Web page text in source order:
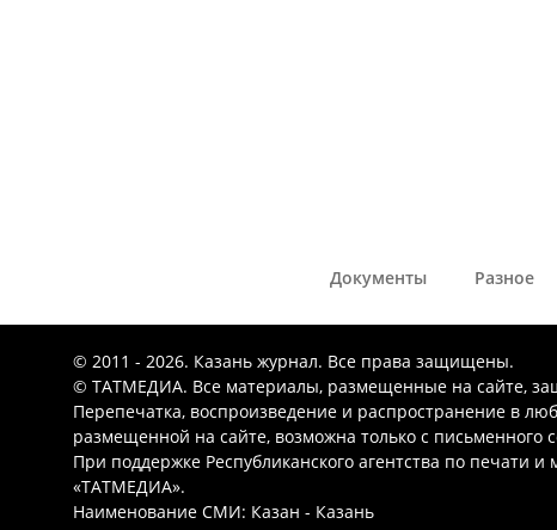
Документы Разное
© 2011 - 2026. Казань журнал. Все права защищены.
© ТАТМЕДИА. Все материалы, размещенные на сайте,
Перепечатка, воспроизведение и распространение в
размещенной на сайте, возможна только с письменного
При поддержке Республиканского агентства по печати
«ТАТМЕДИА».
Наименование СМИ: Казан - Казань